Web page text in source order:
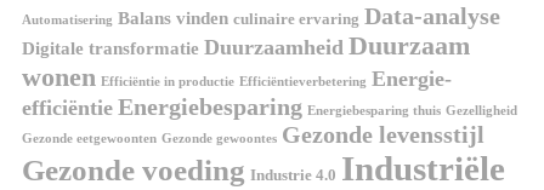
Automatisering Balans vinden culinaire ervaring Data-analyse
Digitale transformatie Duurzaamheid Duurzaam
wonen Efficiëntie in productie Efficiëntieverbetering Energie-
efficiëntie Energiebesparing Energiebesparing thuis Gezelligheid
Gezonde eetgewoonten Gezonde gewoontes Gezonde levensstijl
Gezonde voeding Industrie 4.0 Industriële